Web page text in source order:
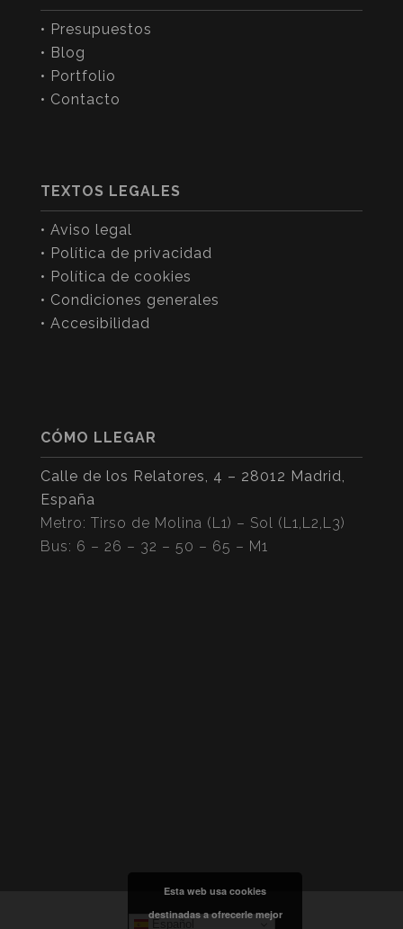
• Presupuestos
• Blog
• Portfolio
• Contacto
TEXTOS LEGALES
• Aviso legal
• Política de privacidad
• Política de cookies
• Condiciones generales
• Accesibilidad
CÓMO LLEGAR
Calle de los Relatores, 4 – 28012 Madrid,
España
Metro: Tirso de Molina (L1) – Sol (L1,L2,L3)
Bus: 6 – 26 – 32 – 50 – 65 – M1
Español
Esta web usa cookies
destinadas a ofrecerle mejor